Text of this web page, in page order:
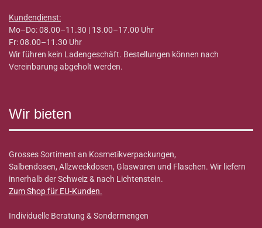
Kundendienst:
Mo–Do: 08.00–11.30 | 13.00–17.00 Uhr
Fr: 08.00–11.30 Uhr
Wir führen kein Ladengeschäft. Bestellungen können nach
Vereinbarung abgeholt werden.
Wir bieten
Grosses Sortiment an Kosmetikverpackungen,
Salbendosen, Allzweckdosen, Glaswaren und Flaschen. Wir liefern
innerhalb der Schweiz & nach Lichtenstein.
Zum Shop für EU-Kunden.
Individuelle Beratung & Sondermengen